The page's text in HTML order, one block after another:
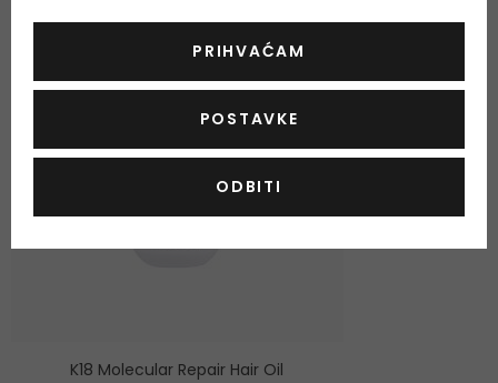
K18 Molecular Repair Hair Oil
PRIHVAĆAM
POSTAVKE
ODBITI